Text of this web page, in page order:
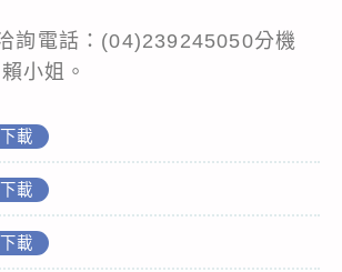
詢電話：(04)239245050分機
小姐。
下載
下載
下載